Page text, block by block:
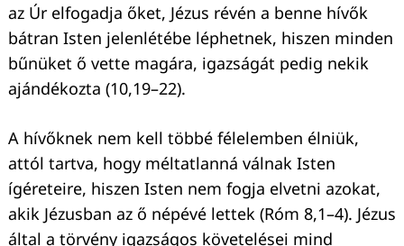
az Úr elfogadja őket, Jézus révén a benne hívők
bátran Isten jelenlétébe léphetnek, hiszen minden
bűnüket ő vette magára, igazságát pedig nekik
ajándékozta (10,19–22).
A hívőknek nem kell többé félelemben élniük,
attól tartva, hogy méltatlanná válnak Isten
ígéreteire, hiszen Isten nem fogja elvetni azokat,
akik Jézusban az ő népévé lettek (Róm 8,1–4). Jézus
által a törvény igazságos követelései mind